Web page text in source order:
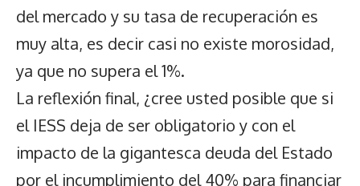
del mercado y su tasa de recuperación es
muy alta, es decir casi no existe morosidad,
ya que no supera el 1%.
La reflexión final, ¿cree usted posible que si
el IESS deja de ser obligatorio y con el
impacto de la gigantesca deuda del Estado
por el incumplimiento del 40% para financiar